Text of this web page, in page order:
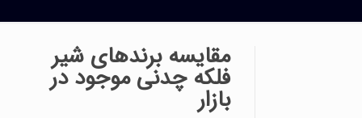
مقایسه برندهای شیر
فلکه چدنی موجود در
بازار